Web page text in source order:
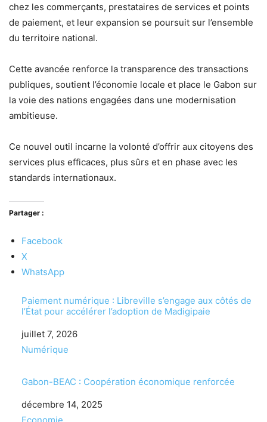
chez les commerçants, prestataires de services et points
de paiement, et leur expansion se poursuit sur l’ensemble
du territoire national.
Cette avancée renforce la transparence des transactions
publiques, soutient l’économie locale et place le Gabon sur
la voie des nations engagées dans une modernisation
ambitieuse.
Ce nouvel outil incarne la volonté d’offrir aux citoyens des
services plus efficaces, plus sûrs et en phase avec les
standards internationaux.
Partager :
Facebook
X
WhatsApp
Paiement numérique : Libreville s’engage aux côtés de
l’État pour accélérer l’adoption de Madigipaie
Date
juillet 7, 2026
Par rapport à
Numérique
Gabon-BEAC : Coopération économique renforcée
Date
décembre 14, 2025
Par rapport à
Economie